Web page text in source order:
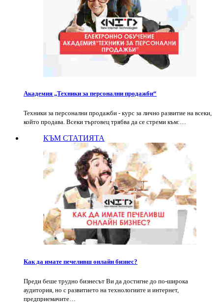
Академия „Техники за персонални продажби“
Техники за персонални продажби - курс за лично развитие на всеки,
който продава. Всеки търговец трябва да се стреми към:…
КЪМ СТАТИЯТА
Как да имате печеливш онлайн бизнес?
Преди беше трудно бизнесът Ви да достигне до по-широка
аудитория, но с развитието на технологиите и интернет,
предприемачите…